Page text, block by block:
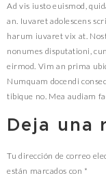
Ad vis iusto euismod,
an. Iuvaret adolescens
harum iuvaret vix at.
nonumes disputationi,
eirmod. Vim an prima
Numquam docendi
tibique no. Mea audiam
Deja una
Tu dirección de correo
están marcados con *